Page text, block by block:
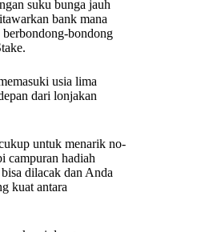
suku bunga jauh
bank mana
bondong
usia lima
dari lonjakan
untuk menarik no-
campuran hadiah
dilacak dan Anda
kuat antara